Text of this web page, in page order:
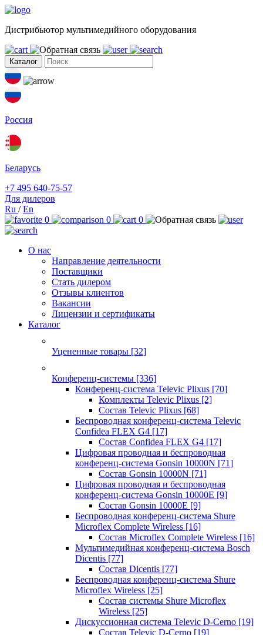
Дистрибьютор мультимедийного оборудования
Каталог
Россия
Беларусь
+7 495 640-75-57
Для дилеров
Ru /En
0
0 0
О нас
Направление деятельности
Поставщики
Стать дилером
Отзывы клиентов
Вакансии
Лицензии и сертификаты
Каталог
Уцененные товары [32]
Конференц-системы [336]
Конференц-система Televic Plixus [70]
Комплекты Televic Plixus [2]
Состав Televic Plixus [68]
Беспроводная конференц-система Televic
Confidea FLEX G4 [17]
Состав Confidea FLEX G4 [17]
Цифровая проводная и беспроводная
конференц-система Gonsin 10000N [71]
Состав Gonsin 10000N [71]
Цифровая проводная и беспроводная
конференц-система Gonsin 10000E [9]
Состав Gonsin 10000E [9]
Беспроводная конференц-система Shure
Microflex Complete Wireless [16]
Состав Microflex Complete Wireless [16]
Мультимедийная конференц-система Bosch
Dicentis [77]
Состав Dicentis [77]
Беспроводная конференц-система Shure
Microflex Wireless [25]
Состав системы Shure Microflex
Wireless [25]
Дискуссионная система Televic D-Cerno [19]
Состав Televic D-Cerno [19]